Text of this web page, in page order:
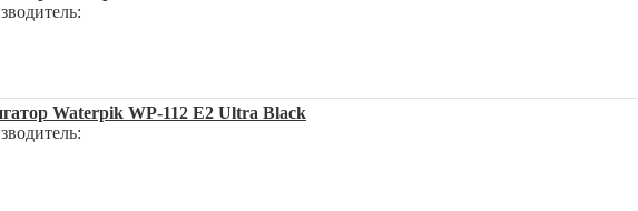
Waterpik WP-112 E2 Ultra Black